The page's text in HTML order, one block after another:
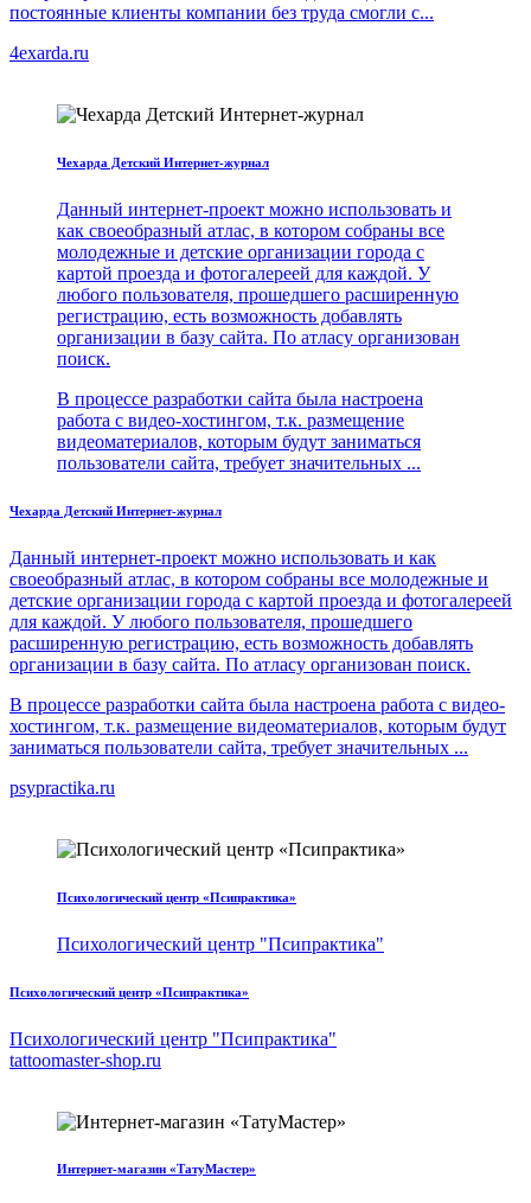
постоянные клиенты компании без труда смогли с...
4exarda.ru
Чехарда Детский Интернет-журнал
Данный интернет-проект можно использовать и
как своеобразный атлас, в котором собраны все
молодежные и детские организации города с
картой проезда и фотогалереей для каждой. У
любого пользователя, прошедшего расширенную
регистрацию, есть возможность добавлять
организации в базу сайта. По атласу организован
поиск.
В процессе разработки сайта была настроена
работа с видео-хостингом, т.к. размещение
видеоматериалов, которым будут заниматься
пользователи сайта, требует значительных ...
Чехарда Детский Интернет-журнал
Данный интернет-проект можно использовать и как
своеобразный атлас, в котором собраны все молодежные и
детские организации города с картой проезда и фотогалереей
для каждой. У любого пользователя, прошедшего
расширенную регистрацию, есть возможность добавлять
организации в базу сайта. По атласу организован поиск.
В процессе разработки сайта была настроена работа с видео-
хостингом, т.к. размещение видеоматериалов, которым будут
заниматься пользователи сайта, требует значительных ...
psypractika.ru
Психологический центр «Псипрактика»
Психологический центр "Псипрактика"
Психологический центр «Псипрактика»
Психологический центр "Псипрактика"
tattoomaster-shop.ru
Интернет-магазин «ТатуМастер»